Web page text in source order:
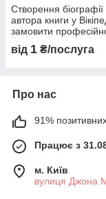
Створення біографії
автора книги у
замовити
від 1 ₴/послуга
Про нас
91% позитивних
Працює з
м. Київ
вулиця Джона